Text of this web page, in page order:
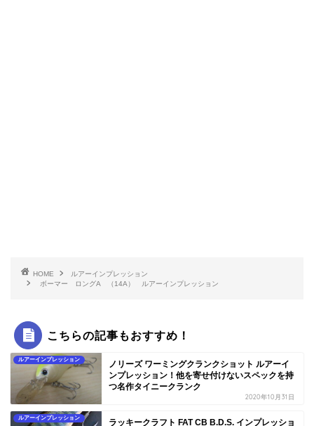
HOME
ルアーインプレッション
ボーマー ロングA （14A） ルアーインプレッション
こちらの記事もおすすめ！
ルアーインプレッション
ノリーズ ワーミングクランクショット ルアーイ
ンプレッション！他を寄せ付けないスペックを持
つ名作タイニークランク
2020年10月31日
ルアーインプレッション ラッキークラフト FAT CB B.D.S. インプレッショ